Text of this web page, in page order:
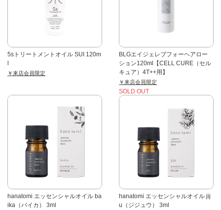
5sトリートメントオイル SUI 120m
l
￥来店会員限定
BLGエイジェレブフォーヘアロー
ション120ml【CELL CURE（セル
キュア）4T++用】
￥来店会員限定
SOLD OUT
hanatomi エッセンシャルオイル ba
ika（バイカ） 3ml
hanatomi エッセンシャルオイル jij
u（ジジュウ） 3ml